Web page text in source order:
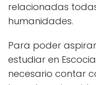
relacionadas
humanidades.
Para poder
estudiar en Escocia
necesario contar